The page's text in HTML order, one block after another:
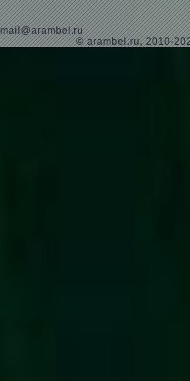
mail@arambel.ru
© arambel.ru, 2010-